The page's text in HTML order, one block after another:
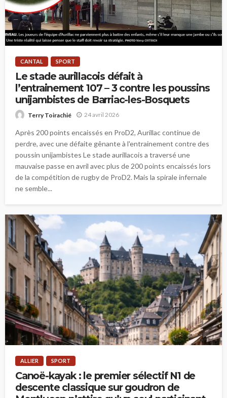
CANTAL SPORT
Le stade aurillacois défait à
l’entrainement 107 – 3 contre les poussins
unijambistes de Barriac-les-Bosquets
Terry Toirachié 24 avril 2026
Après 200 points encaissés en ProD2, Aurillac continue de
perdre, avec une défaite gênante à l'entrainement contre des
poussin unijambistes Le stade aurillacois a traversé une
mauvaise passe en avril avec plus de 200 points encaissés lors
de la compétition de rugby de ProD2. Mais la spirale infernale
ne semble...
ALLIER SPORT
Canoë-kayak : le premier sélectif N1 de
descente classique sur goudron de